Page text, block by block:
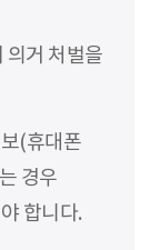
의거 처벌을
(휴대폰
경우
합니다.